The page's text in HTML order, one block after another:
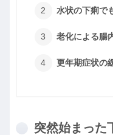
水状の下痢で
老化による腸
更年期症状の
突然始まった